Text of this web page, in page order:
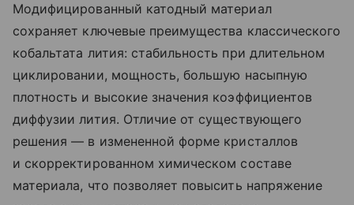
Модифицированный катодный материал
сохраняет ключевые преимущества классического
кобальтата лития: стабильность при длительном
циклировании, мощность, большую насыпную
плотность и высокие значения коэффициентов
диффузии лития. Отличие от существующего
решения — в измененной форме кристаллов
и скорректированном химическом составе
материала, что позволяет повысить напряжение